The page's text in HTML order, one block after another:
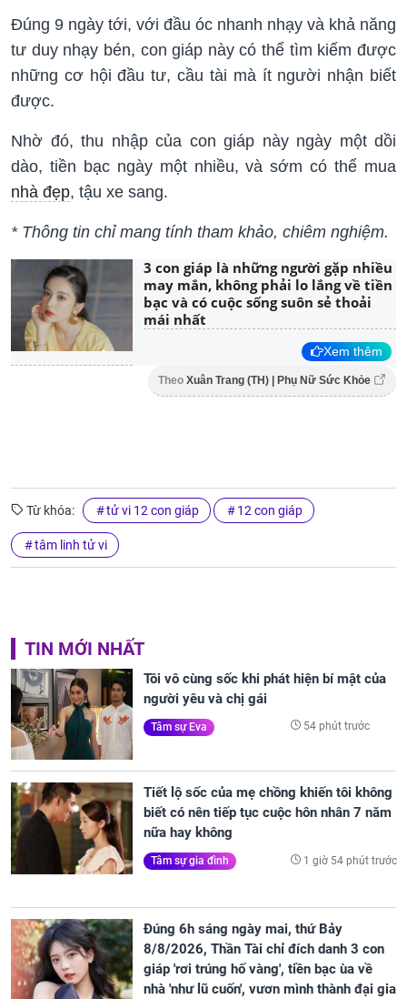
Đúng 9 ngày tới, với đầu óc nhanh nhạy và khả năng
tư duy nhạy bén, con giáp này có thể tìm kiếm được
những cơ hội đầu tư, cầu tài mà ít người nhận biết
được.
Nhờ đó, thu nhập của con giáp này ngày một dồi
dào, tiền bạc ngày một nhiều, và sớm có thể mua
nhà đẹp, tậu xe sang.
* Thông tin chỉ mang tính tham khảo, chiêm nghiệm.
3 con giáp là những người gặp nhiều
may mắn, không phải lo lắng về tiền
bạc và có cuộc sống suôn sẻ thoải
mái nhất
Xem thêm
Theo Xuân Trang (TH) | Phụ Nữ Sức Khỏe
Từ khóa: tử vi 12 con giáp 12 con giáp
tâm linh tử vi
TIN MỚI NHẤT
Tôi vô cùng sốc khi phát hiện bí mật của
người yêu và chị gái
Tâm sự Eva 54 phút trước
Tiết lộ sốc của mẹ chồng khiến tôi không
biết có nên tiếp tục cuộc hôn nhân 7 năm
nữa hay không
Tâm sự gia đình 1 giờ 54 phút trước
Đúng 6h sáng ngày mai, thứ Bảy
8/8/2026, Thần Tài chỉ đích danh 3 con
giáp 'rơi trúng hố vàng', tiền bạc ùa về
nhà 'như lũ cuốn', vươn mình thành đại gia